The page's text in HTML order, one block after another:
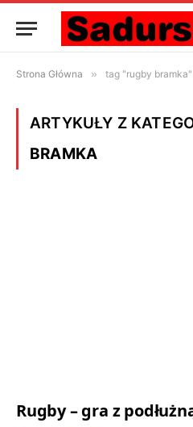
Strona Główna » tag "rugby bramka"
ARTYKUŁY Z
BRAMKA
Rugby – gra z